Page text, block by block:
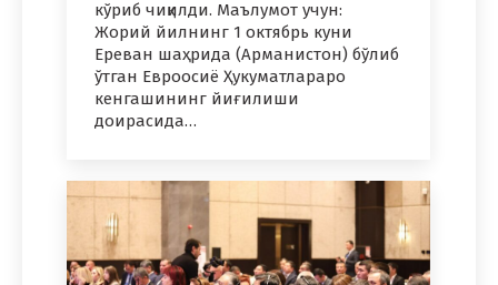
кўриб чиқилди. Маълумот учун:
Жорий йилнинг 1 октябрь куни
Ереван шаҳрида (Арманистон) бўлиб
ўтган Евроосиё Ҳукуматлараро
кенгашининг йиғилиши
доирасида…